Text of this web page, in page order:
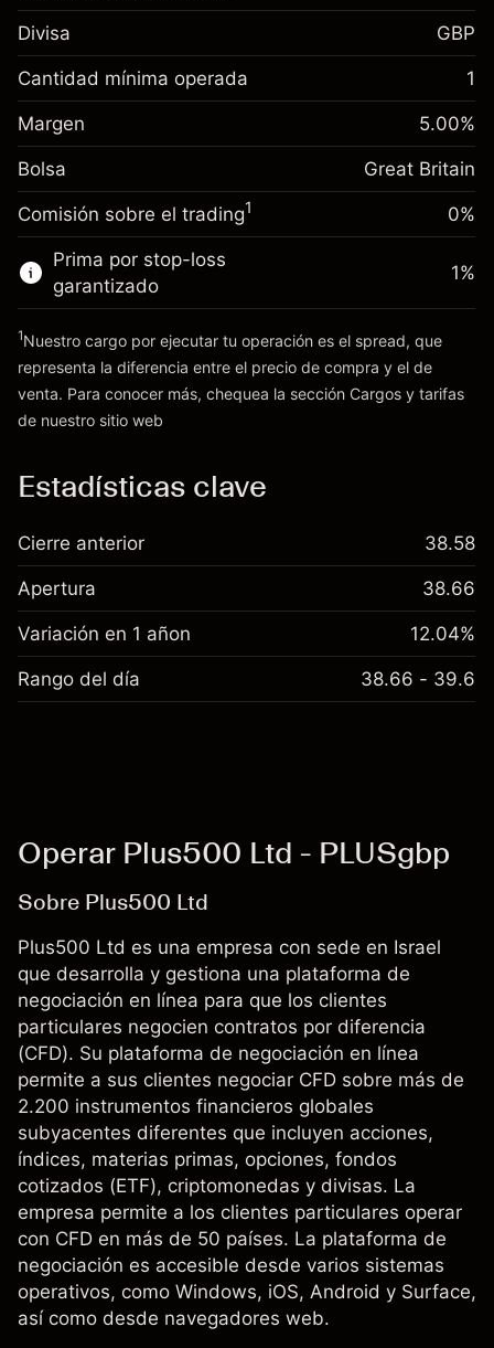
£1,000.00
Ajuste de financiamiento
nocturno
Cargos por el valor total de la
posición
%
(-£4.26)
Tamaño de la operación con apalancamiento
£20,000.00
Dinero del apalancamiento ~ $
Ir a la plataforma
Margen. Tu inversión
£1,000.00
Ajuste de financiamiento
Cargos por el valor total de la
posición
-0.000645
%
Tamaño de la operación con apalancamiento
£20,000.00
Dinero del apalancamiento ~ $
Ir a la plataforma
Divisa GBP
Cantidad mínima operada 1
Margen 5.00%
Bolsa Great Britain
Comisión sobre el trading1 0%
Prima por stop-loss
garantizado
Cargos
1%
1Nuestro cargo por ejecutar tu operación es el spread, que
representa la diferencia entre el precio de compra y el de
venta. Para conocer más, chequea la sección Cargos y tarifas
de nuestro sitio web
Estadísticas clave
Cierre anterior 38.58
Apertura 38.66
Variación en 1 añon 12.04%
Rango del día 38.66 - 39.6
Operar Plus500 Ltd - PLUSgbp
Sobre Plus500 Ltd
Plus500 Ltd es una empresa con sede en Israel
que desarrolla y gestiona una plataforma de
negociación en línea para que los clientes
particulares negocien contratos por diferencia
(CFD). Su plataforma de negociación en línea
permite a sus clientes negociar CFD sobre más de
2.200 instrumentos financieros globales
subyacentes diferentes que incluyen acciones,
índices, materias primas, opciones, fondos
cotizados (ETF), criptomonedas y divisas. La
empresa permite a los clientes particulares operar
con CFD en más de 50 países. La plataforma de
negociación es accesible desde varios sistemas
operativos, como Windows, iOS, Android y Surface,
así como desde navegadores web.